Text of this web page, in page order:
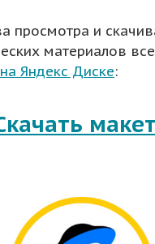
просмотра и
материалов
на Яндекс Диске: